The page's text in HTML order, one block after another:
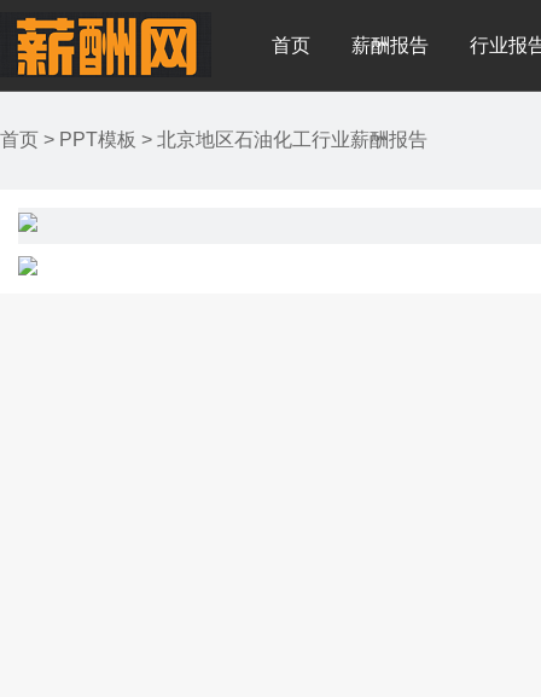
首页 薪酬报告 行业报
首页 > PPT模板 > 北京地区石油化工行业薪酬报告